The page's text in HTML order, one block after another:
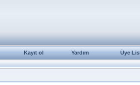
Kayıt ol Yardım Üye